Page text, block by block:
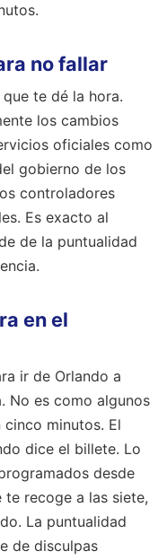
no fallar
te dé la hora.
los cambios
oficiales como
gobierno de los
controladores
Es exacto al
de la puntualidad
en el
ir de Orlando a
No es como algunos
minutos. El
dice el billete. Lo
desde
recoge a las siete,
La puntualidad
de disculpas